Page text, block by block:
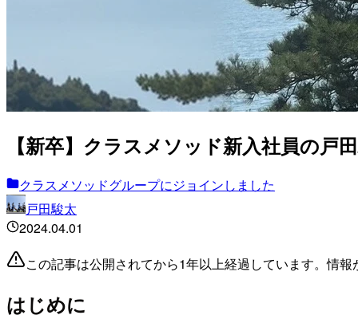
【新卒】クラスメソッド新入社員の戸
クラスメソッドグループにジョインしました
戸田駿太
2024.04.01
この記事は公開されてから1年以上経過しています。情
はじめに